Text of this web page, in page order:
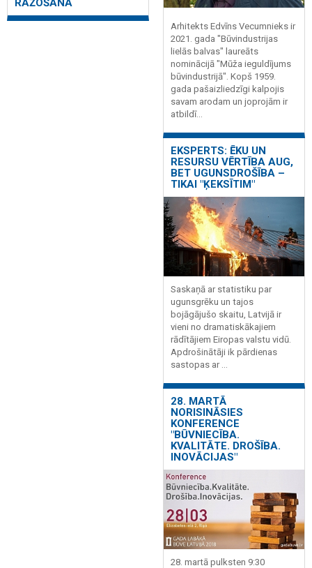
RAŽOŠANA
Arhitekts Edvīns Vecumnieks ir
2021. gada "Būvindustrijas
lielās balvas" laureāts
nominācijā "Mūža ieguldījums
būvindustrijā". Kopš 1959.
gada pašaizliedzīgi kalpojis
savam arodam un joprojām ir
atbildī...
EKSPERTS: ĒKU UN
RESURSU VĒRTĪBA AUG,
BET UGUNSDROŠĪBA –
TIKAI "ĶEKSĪTIM"
Saskaņā ar statistiku par
ugunsgrēku un tajos
bojāgājušo skaitu, Latvijā ir
vieni no dramatiskākajiem
rādītājiem Eiropas valstu vidū.
Apdrošinātāji ik pārdienas
sastopas ar ...
28. MARTĀ
NORISINĀSIES
KONFERENCE
"BŪVNIECĪBA.
KVALITĀTE. DROŠĪBA.
INOVĀCIJAS"
28. martā pulksten 9:30